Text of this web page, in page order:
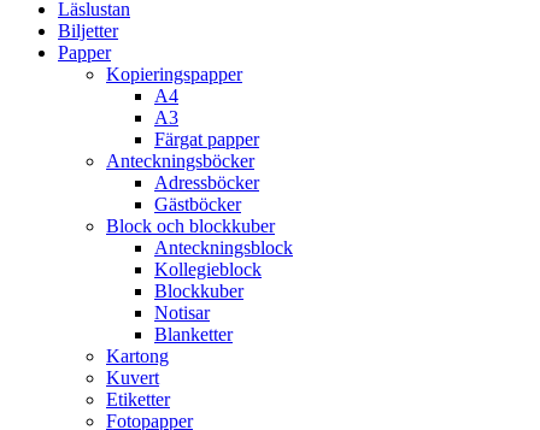
Läslustan
Biljetter
Papper
Kopieringspapper
A4
A3
Färgat papper
Anteckningsböcker
Adressböcker
Gästböcker
Block och blockkuber
Anteckningsblock
Kollegieblock
Blockkuber
Notisar
Blanketter
Kartong
Kuvert
Etiketter
Fotopapper